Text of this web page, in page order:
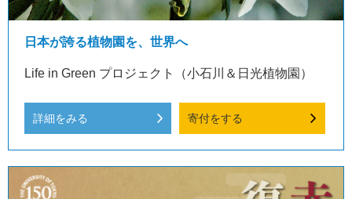
日本が誇る植物園を、世界へ
Life in Green プロジェクト（小石川＆日光植物園）
詳細をみる 寄付をする